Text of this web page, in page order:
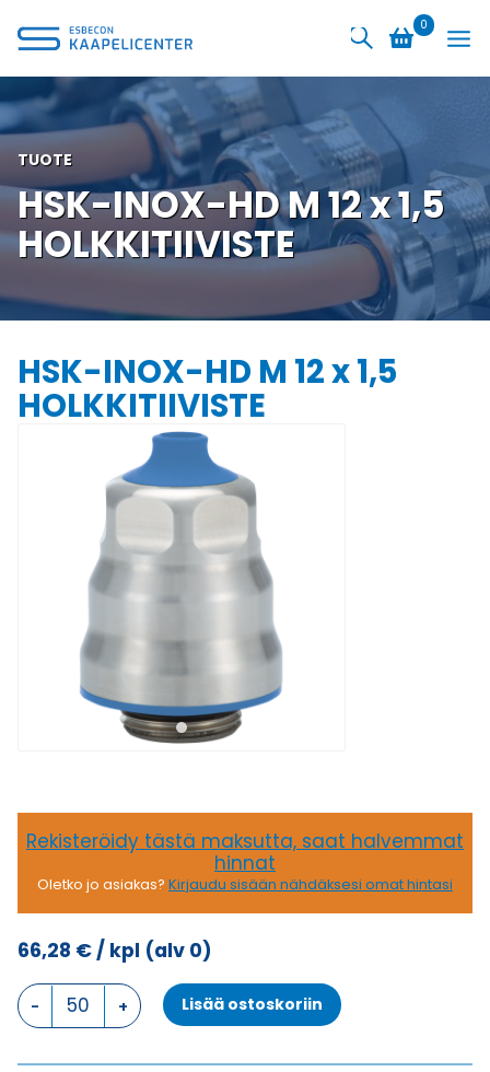
sisältöön
0
TUOTE
HSK-INOX-HD M 12 x 1,5
HOLKKITIIVISTE
HSK-INOX-HD M 12 x 1,5
HOLKKITIIVISTE
Rekisteröidy tästä maksutta, saat halvemmat
hinnat
Oletko jo asiakas? Kirjaudu sisään nähdäksesi omat hintasi
66,28 €/ kpl (alv 0)
HSK-
INOX-
M
Lisää ostoskoriin